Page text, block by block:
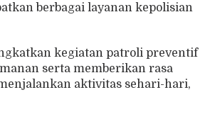
berbagai layanan kepolisian
kegiatan patroli preventif
serta memberikan rasa
aktivitas sehari-hari,